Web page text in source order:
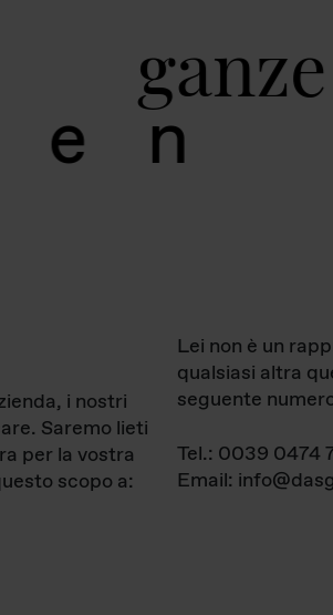
ganz
e
i nostri
Saremo lieti
per la vostra
scopo a:
Lei non è un
qualsiasi altra
seguente
Tel.: 0039 0474
Email: